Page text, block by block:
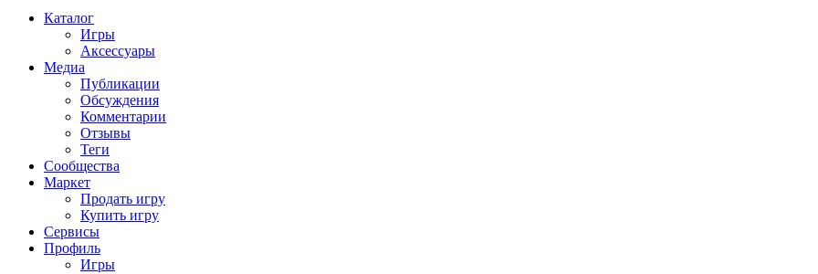
Каталог
Игры
Аксессуары
Медиа
Публикации
Обсуждения
Комментарии
Отзывы
Теги
Сообщества
Маркет
Продать игру
Купить игру
Сервисы
Профиль
Игры